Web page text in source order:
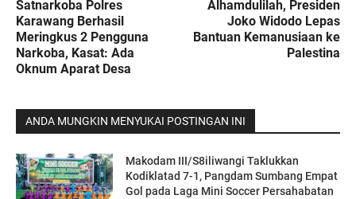
Satnarkoba Polres
Karawang Berhasil
Meringkus 2 Pengguna
Narkoba, Kasat: Ada
Oknum Aparat Desa
Alhamdulilah, Presiden
Joko Widodo Lepas
Bantuan Kemanusiaan ke
Palestina
ANDA MUNGKIN MENYUKAI POSTINGAN INI
Makodam III/S8iliwangi Taklukkan
Kodiklatad 7-1, Pangdam Sumbang Empat
Gol pada Laga Mini Soccer Persahabatan